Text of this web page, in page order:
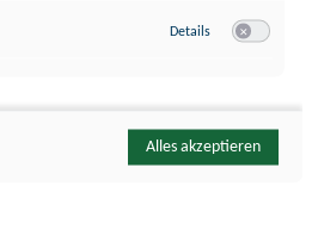
Details zu YouTube
Alles akzeptieren